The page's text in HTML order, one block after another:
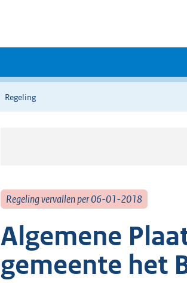
Regeling
Regeling vervallen per 06-01-2018
Algemene
gemeente het